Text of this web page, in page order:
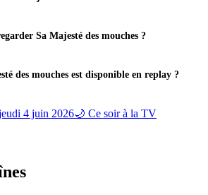
Sa Majesté des mouches ?
des mouches est disponible en replay ?
4 juin 2026🌙 Ce soir à la TV